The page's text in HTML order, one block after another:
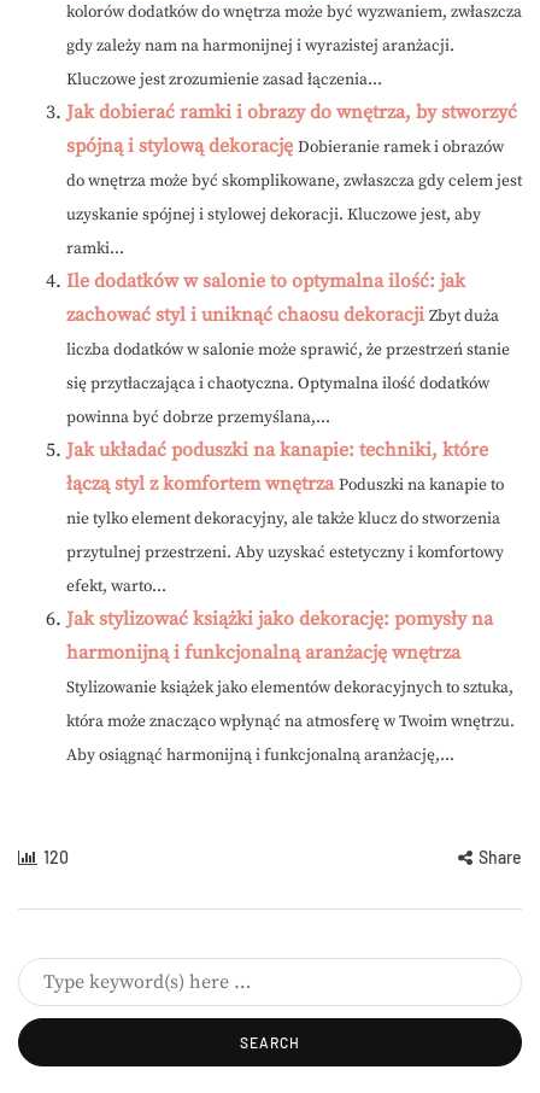
kolorów dodatków do wnętrza może być wyzwaniem, zwłaszcza
gdy zależy nam na harmonijnej i wyrazistej aranżacji.
Kluczowe jest zrozumienie zasad łączenia...
Jak dobierać ramki i obrazy do wnętrza, by stworzyć
spójną i stylową dekorację Dobieranie ramek i obrazów
do wnętrza może być skomplikowane, zwłaszcza gdy celem jest
uzyskanie spójnej i stylowej dekoracji. Kluczowe jest, aby
ramki...
Ile dodatków w salonie to optymalna ilość: jak
zachować styl i uniknąć chaosu dekoracji Zbyt duża
liczba dodatków w salonie może sprawić, że przestrzeń stanie
się przytłaczająca i chaotyczna. Optymalna ilość dodatków
powinna być dobrze przemyślana,...
Jak układać poduszki na kanapie: techniki, które
łączą styl z komfortem wnętrza Poduszki na kanapie to
nie tylko element dekoracyjny, ale także klucz do stworzenia
przytulnej przestrzeni. Aby uzyskać estetyczny i komfortowy
efekt, warto...
Jak stylizować książki jako dekorację: pomysły na
harmonijną i funkcjonalną aranżację wnętrza
Stylizowanie książek jako elementów dekoracyjnych to sztuka,
która może znacząco wpłynąć na atmosferę w Twoim wnętrzu.
Aby osiągnąć harmonijną i funkcjonalną aranżację,...
120 Share